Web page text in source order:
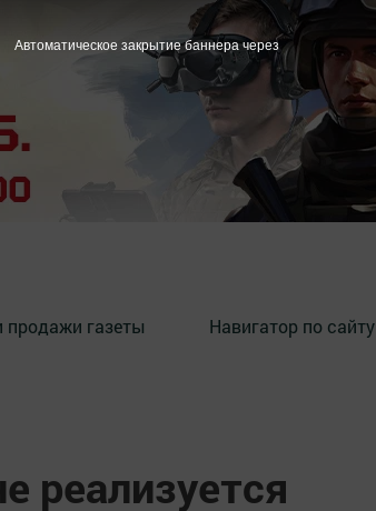
продажи газеты Навигатор по сайту
реализуется
Автоматическое закрытие баннера через